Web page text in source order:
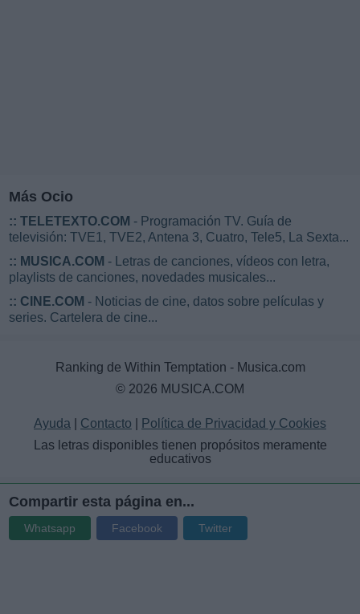
Más Ocio
:: TELETEXTO.COM - Programación TV. Guía de
televisión: TVE1, TVE2, Antena 3, Cuatro, Tele5, La Sexta...
:: MUSICA.COM - Letras de canciones, vídeos con letra,
playlists de canciones, novedades musicales...
:: CINE.COM - Noticias de cine, datos sobre películas y
series. Cartelera de cine...
Ranking de Within Temptation - Musica.com
© 2026 MUSICA.COM
Ayuda Contacto
Política de Privacidad y Cookies
Las letras disponibles tienen propósitos meramente
educativos
Compartir esta página en...
Whatsapp Facebook Twitter